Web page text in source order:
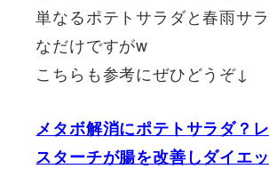
単なるポテトサラダと春雨サ
なだけですがw
こちらも参考にぜひどうぞ↓
メタボ解消にポテトサラダ？
スターチが腸を改善しダイエ